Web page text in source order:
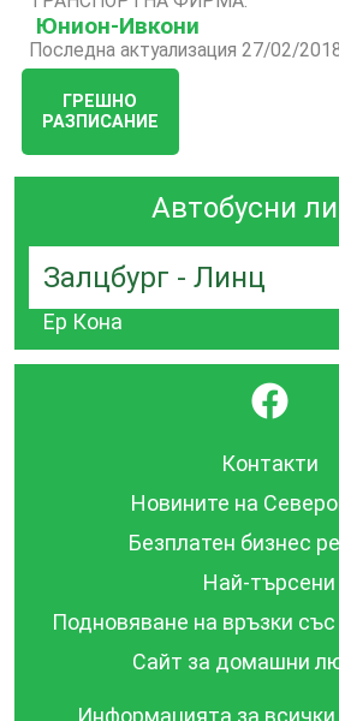
Юнион-Ивкони
Последна актуализация 27/02/
ГРЕШНО
РАЗПИСАНИЕ
Автобусни
Залцбург - Линц
Ер Кона
}
Контакти
Новините на
Безплатен бизнес
Най-търсени
Подновяване на връзки
Сайт за домашни
Информацията за всички